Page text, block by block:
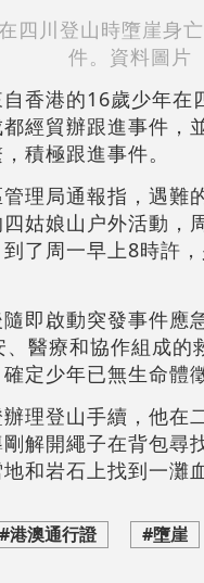
四川登山時墮崖身
件。資料圖片
香港的16歲少年
經貿辦跟進事件，
積極跟進事件。
理局通報指，遇難
姑娘山户外活動，
了周一早上8時許
即啟動突發事件應
醫療和協作組成
定少年已無生命體徵
理登山手續，他在
解開繩子在背包尋
和岩石上找到一灘血
#港澳通行證 #墮崖